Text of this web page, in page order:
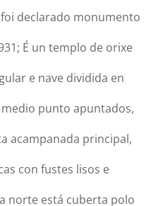
declarado monumento
É un templo de orixe
e nave dividida en
punto apuntados,
acampanada principal,
con fustes lisos e
norte está cuberta polo